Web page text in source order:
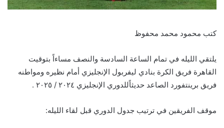
كتب محمود محمد محفوظ
يلتقي الليله في تمام الساعة السادسة والنصف مساءاً بتوقيت
القاهرة فريق الكرة بنادي ليفربول الإنجليزي أمام نظيره ومواطنه
فريق برينتفورد الصاعد حديثاًللدوري الإنجليزي ٢٠٢٤ / ٢٠٢٥ .
موقف الفريقين في ترتيب جدول الدوري قبل لقاء الليله: